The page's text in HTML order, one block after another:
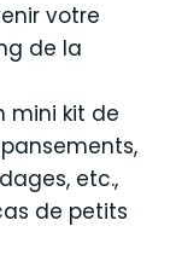
votre
de la
mini kit de
etc.,
de petits